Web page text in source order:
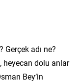
adı ne?
heyecan dolu anlar
Bey’in